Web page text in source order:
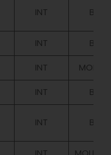
INT
INT
INT
INT
INT